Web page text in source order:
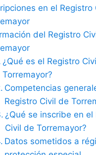
en el Registro
del Registro
¿Qué es el Registro
Torremayor?
Competencias
Registro Civil de
¿Qué se inscribe en el
Civil de Torremayor?
Datos sometidos a